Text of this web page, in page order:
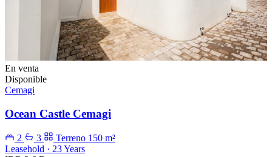
En venta
Disponible
Cemagi
Ocean Castle Cemagi
2 3
Terreno 150 m²
Leasehold · 23 Years